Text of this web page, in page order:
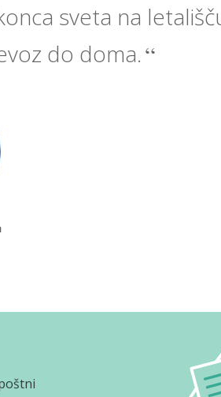
sveta na
do doma.